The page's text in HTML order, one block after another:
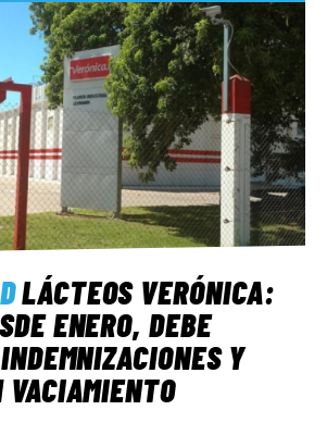
LÁCTEOS VERÓNICA:
ENERO, DEBE
Y
VACIAMIENTO